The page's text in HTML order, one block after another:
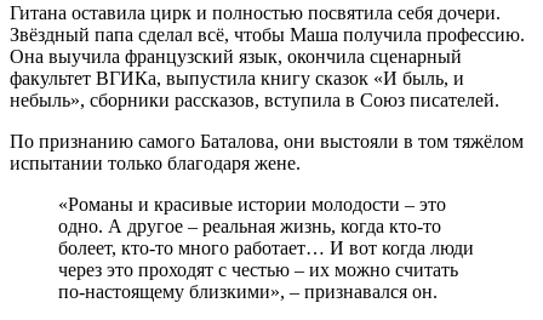
Гитана оставила цирк и полностью посвятила себя дочери.
Звёздный папа сделал всё, чтобы Маша получила профессию.
Она выучила французский язык, окончила сценарный
факультет ВГИКа, выпустила книгу сказок «И быль, и
небыль», сборники рассказов, вступила в Союз писателей.
По признанию самого Баталова, они выстояли в том тяжёлом
испытании только благодаря жене.
«Романы и красивые истории молодости – это
одно. А другое – реальная жизнь, когда кто-то
болеет, кто-то много работает… И вот когда люди
через это проходят с честью – их можно считать
по-настоящему близкими», – признавался он.